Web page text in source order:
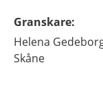
Granskare:
Helena
Skåne